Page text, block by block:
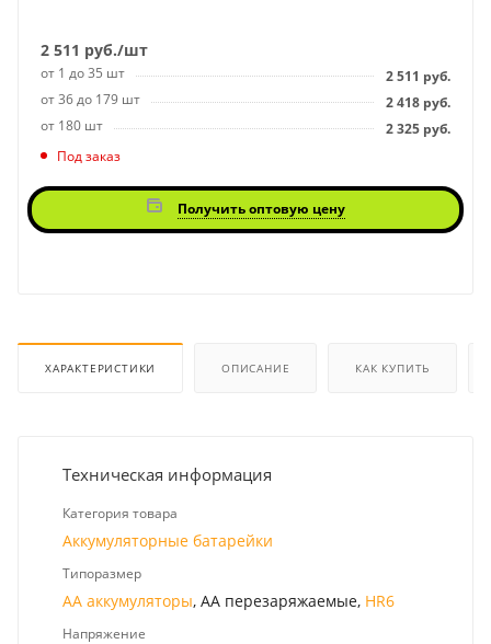
2 511 руб./шт
от 1 до 35 шт 2 511 руб.
от 36 до 179 шт
2 418 руб.
от 180 шт
2 325 руб.
Под заказ
Получить оптовую цену
ХАРАКТЕРИСТИКИ ОПИСАНИЕ КАК КУПИТЬ
Техническая информация
Категория товара
Аккумуляторные батарейки
Типоразмер
AA аккумуляторы, AA перезаряжаемые, HR6
Напряжение